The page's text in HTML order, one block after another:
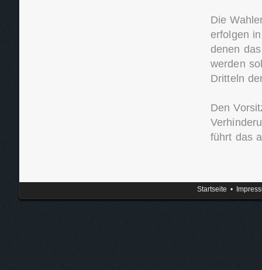
Die
erfolgen
denen
werden
Dritteln
Den
führt das
Startseite •